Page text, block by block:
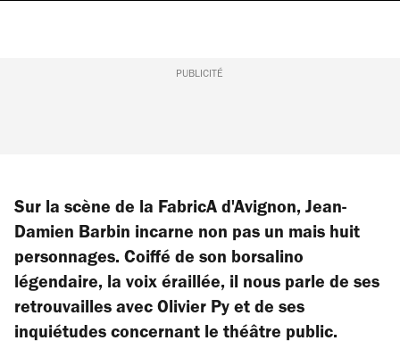
PUBLICITÉ
Sur la scène de la FabricA d'Avignon, Jean-
Damien Barbin incarne non pas un mais huit
personnages. Coiffé de son borsalino
légendaire, la voix éraillée, il nous parle de ses
retrouvailles avec Olivier Py et de ses
inquiétudes concernant le théâtre public.